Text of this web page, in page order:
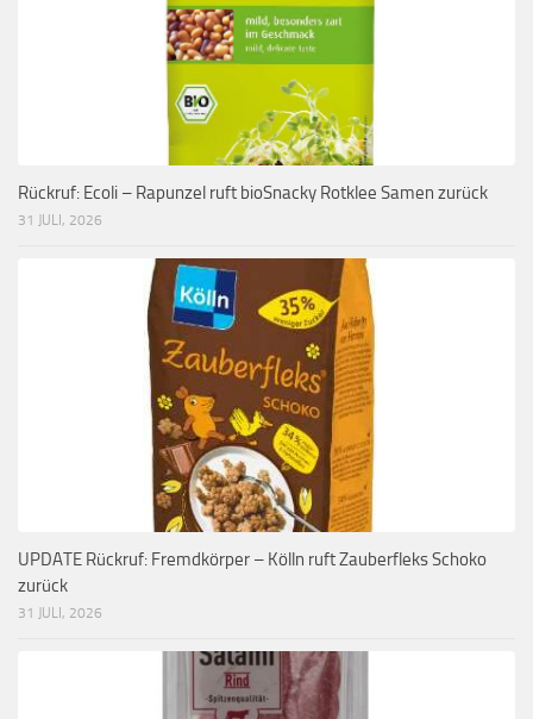
Rückruf: Ecoli – Rapunzel ruft bioSnacky Rotklee Samen zurück
31 JULI, 2026
UPDATE Rückruf: Fremdkörper – Kölln ruft Zauberfleks Schoko
zurück
31 JULI, 2026